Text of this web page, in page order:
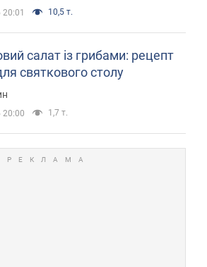
10,5 т.
салат із грибами: рецепт
святкового столу
20:00 1,7 т.